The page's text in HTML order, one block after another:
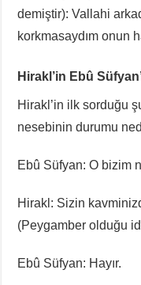
demiştir): Vallahi
korkmasaydım onun
Hirakl’in Ebû
Hirakl’in ilk sorduğu
nesebinin durumu
Ebû Süfyan: O bizim
Hirakl: Sizin
(Peygamber olduğu
Ebû Süfyan: Hayır.